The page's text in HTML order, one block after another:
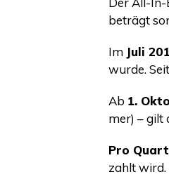
beträgt
Im Juli
wur­de.
Ab 1.
mer) – gilt
Pro
zahlt wird.